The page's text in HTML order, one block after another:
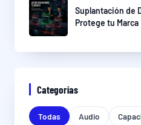
Suplantación de
Protege tu Marca
Categorías
Todas Audio